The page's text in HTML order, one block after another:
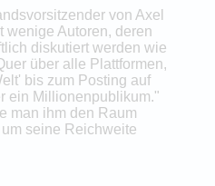
von Axel
wenige Autoren, deren
diskutiert werden wie
über alle Plattformen,
bis zum Posting auf
ein Millionenpublikum."
man ihm den Raum
seine Reichweite